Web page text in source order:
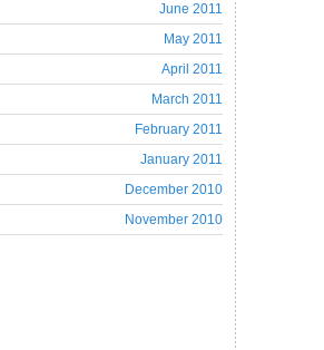
June 2011
May 2011
April 2011
March 2011
February 2011
January 2011
December 2010
November 2010